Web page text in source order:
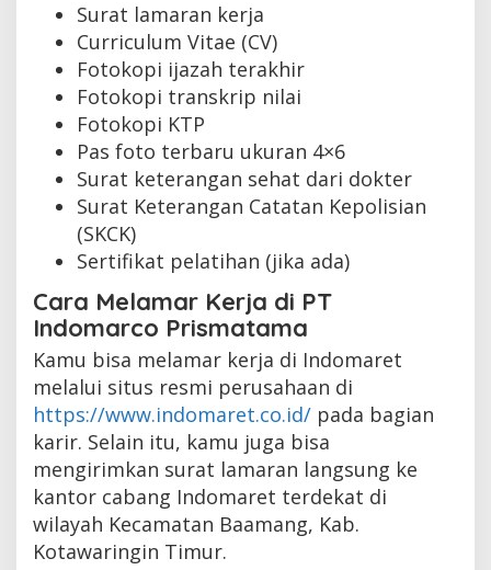
Surat lamaran kerja
Curriculum Vitae (CV)
Fotokopi ijazah terakhir
Fotokopi transkrip nilai
Fotokopi KTP
Pas foto terbaru ukuran 4×6
Surat keterangan sehat dari dokter
Surat Keterangan Catatan Kepolisian
(SKCK)
Sertifikat pelatihan (jika ada)
Cara Melamar Kerja di PT
Indomarco Prismatama
Kamu bisa melamar kerja di Indomaret
melalui situs resmi perusahaan di
https://www.indomaret.co.id/ pada bagian
karir. Selain itu, kamu juga bisa
mengirimkan surat lamaran langsung ke
kantor cabang Indomaret terdekat di
wilayah Kecamatan Baamang, Kab.
Kotawaringin Timur.